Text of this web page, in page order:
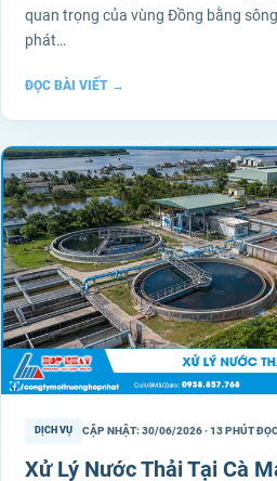
quan trọng của vùng Đồng bằng
phát…
ĐỌC BÀI VIẾT →
DỊCH VỤ CẬP NHẬT: 30/06/2026 · 13 PHÚT ĐỌC
Xử Lý Nước Thải Tại Cà